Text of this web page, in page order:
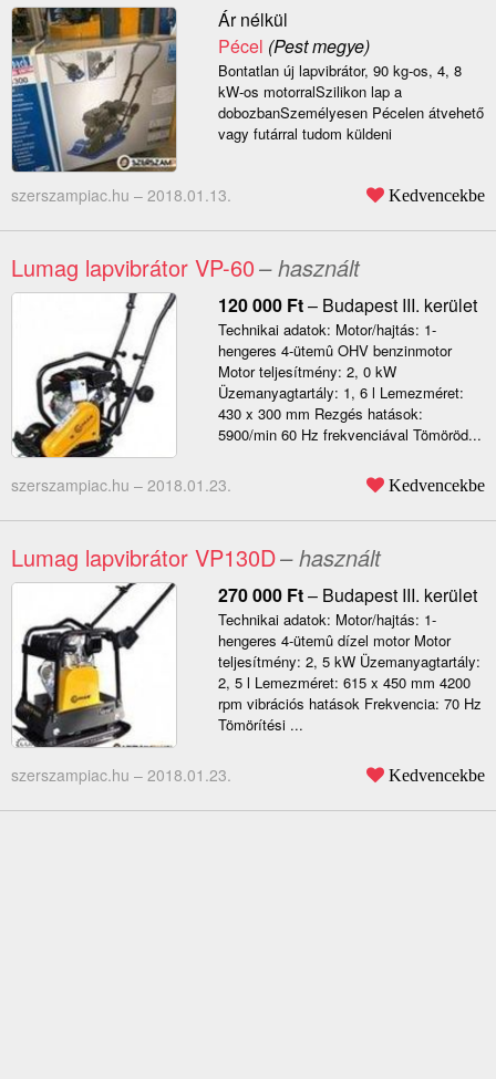
Ár nélkül
Pécel (Pest megye)
Bontatlan új lapvibrátor, 90 kg-os, 4, 8
kW-os motorralSzilikon lap a
dobozbanSzemélyesen Pécelen átvehető
vagy futárral tudom küldeni
szerszampiac.hu – 2018.01.13. Kedvencekbe
Lumag lapvibrátor VP-60– használt
120 000 Ft– Budapest III. kerület
Technikai adatok: Motor/hajtás: 1-
hengeres 4-ütemû OHV benzinmotor
Motor teljesítmény: 2, 0 kW
Üzemanyagtartály: 1, 6 l Lemezméret:
430 x 300 mm Rezgés hatások:
5900/min 60 Hz frekvenciával Tömöröd...
szerszampiac.hu – 2018.01.23. Kedvencekbe
Lumag lapvibrátor VP130D– használt
270 000 Ft– Budapest III. kerület
Technikai adatok: Motor/hajtás: 1-
hengeres 4-ütemû dízel motor Motor
teljesítmény: 2, 5 kW Üzemanyagtartály:
2, 5 l Lemezméret: 615 x 450 mm 4200
rpm vibrációs hatások Frekvencia: 70 Hz
Tömörítési ...
szerszampiac.hu – 2018.01.23. Kedvencekbe